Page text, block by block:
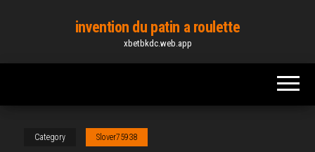
content
invention du patin a roulette
xbetbkdc.web.app
Category Slover75938